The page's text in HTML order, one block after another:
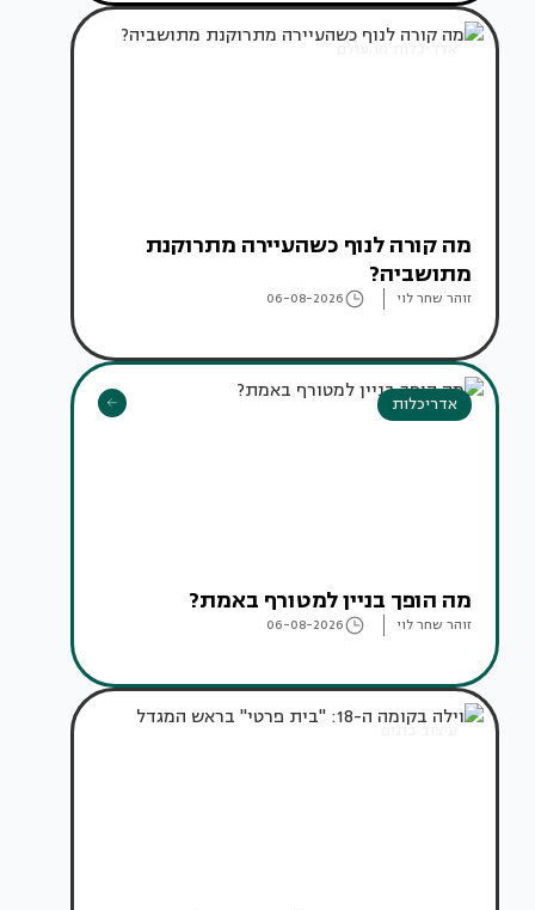
אדריכלות מהעולם
מה קורה לנוף כשהעיירה מתרוקנת
מתושביה?
זוהר שחר לוי 06-08-2026
אדריכלות
מה הופך בניין למטורף באמת?
זוהר שחר לוי 06-08-2026
עיצוב בתים